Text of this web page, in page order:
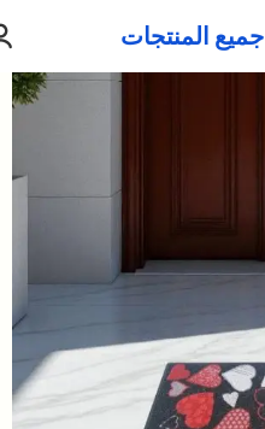
جميع المنتجات